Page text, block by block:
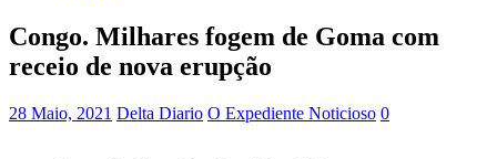
Congo. Milhares fogem de Goma com
receio de nova erupção
28 Maio, 2021 Delta Diario O Expediente Noticioso 0